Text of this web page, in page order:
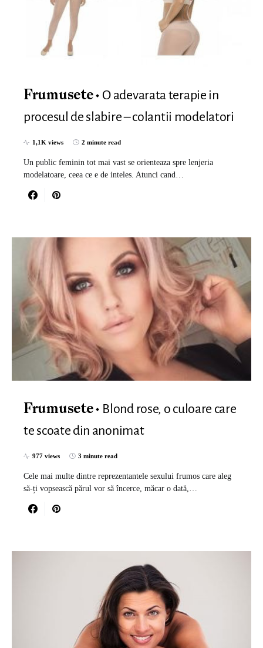
Frumusete
O adevarata terapie in
procesul de slabire – colantii modelatori
1,1K views 2 minute read
Un public feminin tot mai vast se orienteaza spre lenjeria
modelatoare, ceea ce e de inteles. Atunci cand…
Frumusete
Blond rose, o culoare care
te scoate din anonimat
977 views 3 minute read
Cele mai multe dintre reprezentantele sexului frumos care aleg
să-ți vopsească părul vor să încerce, măcar o dată,…